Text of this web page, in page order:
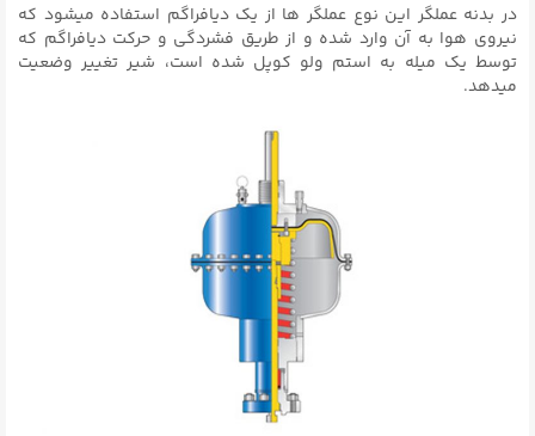
در بدنه عملگر این نوع عملگر ها از یک دیافراگم استفاده میشود که
نیروی هوا به آن وارد شده و از طریق فشردگی و حرکت دیافراگم که
توسط یک میله به استم ولو کوپل شده است، شیر تغییر وضعیت
میدهد.